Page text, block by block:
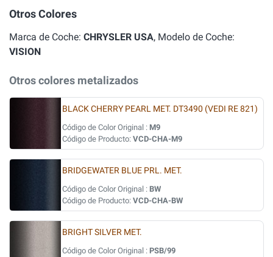
Otros Colores
Marca de Coche: CHRYSLER USA, Modelo de Coche:
VISION
Otros colores metalizados
BLACK CHERRY PEARL MET. DT3490 (VEDI RE 821)
Código de Color Original : M9
Código de Producto: VCD-CHA-M9
BRIDGEWATER BLUE PRL. MET.
Código de Color Original : BW
Código de Producto: VCD-CHA-BW
BRIGHT SILVER MET.
Código de Color Original : PSB/99